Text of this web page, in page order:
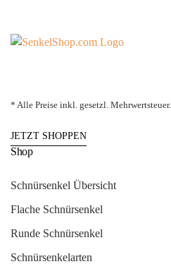
* Alle Preise inkl. gesetzl. Mehrwertsteuer.
JETZT SHOPPEN
Shop
Schnürsenkel Übersicht
Flache Schnürsenkel
Runde Schnürsenkel
Schnürsenkelarten